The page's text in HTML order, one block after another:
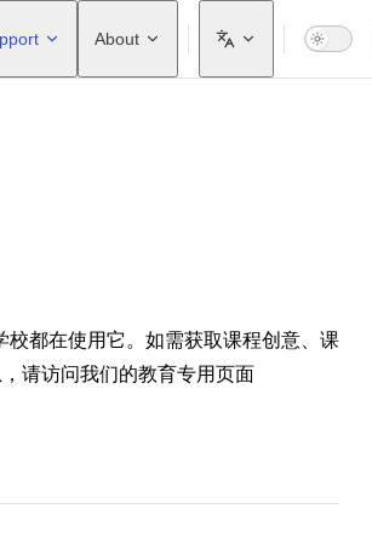
About
都在使用它。如需获取课程创意、课
请访问我们的教育专用页面